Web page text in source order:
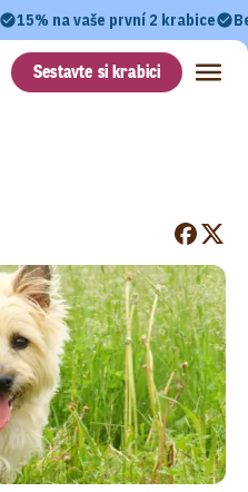
15% na vaše první 2 krabice
Sestavte si krabici